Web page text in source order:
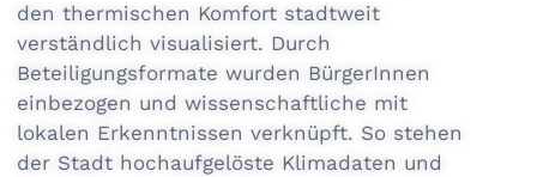
den thermischen Komfort stadtweit
verständlich visualisiert. Durch
Beteiligungsformate wurden BürgerInnen
einbezogen und wissenschaftliche mit
lokalen Erkenntnissen verknüpft. So stehen
der Stadt hochaufgelöste Klimadaten und